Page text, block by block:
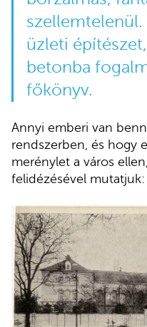
üzleti
betonba
főkönyv.
Annyi emberi van
rendszerben, és hogy
merénylet a város
felidézésével mutatjuk: